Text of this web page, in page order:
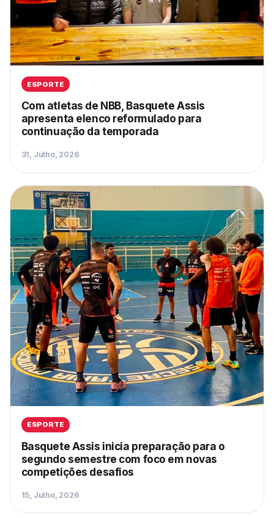
ESPORTE
Com atletas de NBB, Basquete Assis
apresenta elenco reformulado para
continuação da temporada
31, Julho, 2026
ESPORTE
Basquete Assis inicia preparação para o
segundo semestre com foco em novas
competições desafios
15, Julho, 2026